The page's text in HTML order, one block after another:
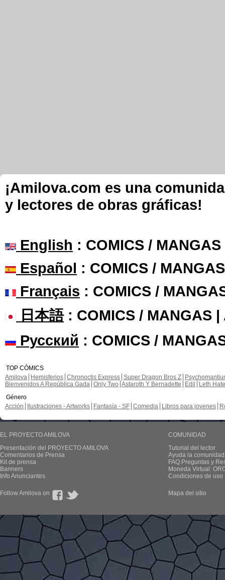
¡Amilova.com es una
y lectores de obras gráficas!
English : COMICS /
Español : COMICS /
Français : COMICS /
日本語: COMICS / MANGAS |
Русский : COMICS /
TOP CÓMICS
Amilova
Hemisferios Chronoctis Express Super Dragon Bros Z
Bienvenidos A República Gada Only Two Astaroth Y Bernadette Edil
Leth Hate
Género
Acción
Ilustraciones - Artworks Fantasía - SF Comedia Libros para jovenes
EL PROYECTO AMILOVA
Presentación del PROYECTO AMILOVA
Comentarios de Prensa
Kit de prensa
Banners
Info Anunciantes
COMUNIDAD
Tutorial del lector
Ayuda la
FAQ.Preguntas y
Moneda Virtual:
Condiciones de uso
Follow Amilova on Mapa del sitio